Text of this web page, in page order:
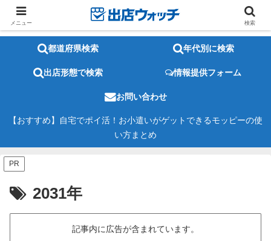
都道府県検索 年代別に検索
出店形態で検索 情報提供フォーム
お問い合わせ
【おすすめ】自宅でポイ活！お小遣いがゲットできるモッピーの使
い方まとめ
PR
2031年
記事内に広告が含まれています。
メニュー 検索